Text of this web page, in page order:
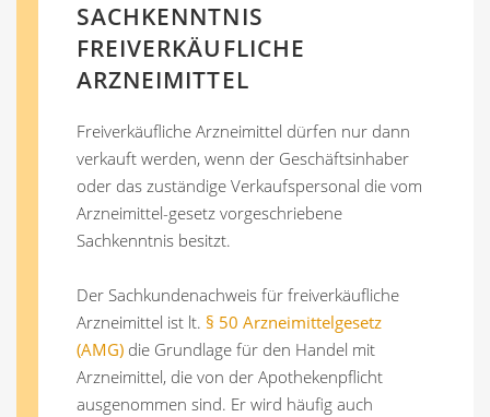
SACHKENNTNIS
FREIVERKÄUFLICHE
ARZNEIMITTEL
Freiverkäufliche Arzneimittel dürfen nur dann
verkauft werden, wenn der Geschäftsinhaber
oder das zuständige Verkaufspersonal die vom
Arzneimittel-gesetz vorgeschriebene
Sachkenntnis besitzt.
Der Sachkundenachweis für freiverkäufliche
Arzneimittel ist lt. § 50 Arzneimittelgesetz
(AMG) die Grundlage für den Handel mit
Arzneimittel, die von der Apothekenpflicht
ausgenommen sind. Er wird häufig auch